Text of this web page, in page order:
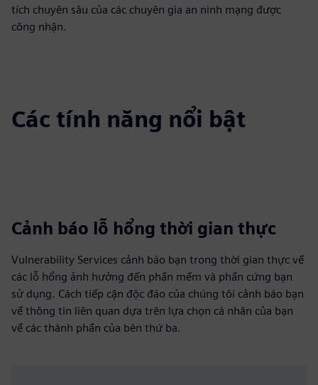
tích chuyên sâu của các chuyên gia an ninh mạng được
công nhận.
Các tính năng nổi bật
Cảnh báo lỗ hổng thời gian thực
Vulnerability Services cảnh báo bạn trong thời gian thực về
các lỗ hổng ảnh hưởng đến phần mềm và phần cứng bạn
sử dụng. Cách tiếp cận độc đáo của chúng tôi cảnh báo bạn
về thông tin liên quan dựa trên lựa chọn cá nhân của bạn
về các thành phần của bên thứ ba.